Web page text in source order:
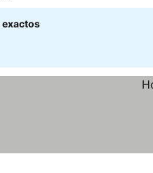
exactos